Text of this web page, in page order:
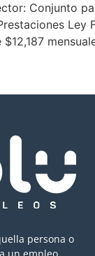
Conjunto
persona o